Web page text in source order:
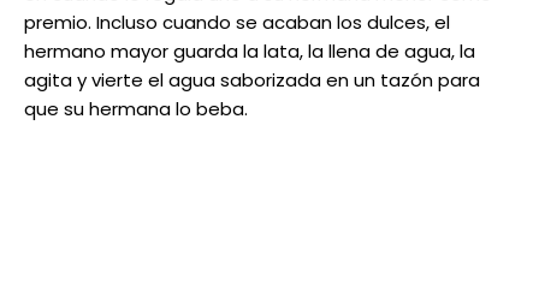
premio. Incluso cuando se acaban los dulces, el
hermano mayor guarda la lata, la llena de agua, la
agita y vierte el agua saborizada en un tazón para
que su hermana lo beba.